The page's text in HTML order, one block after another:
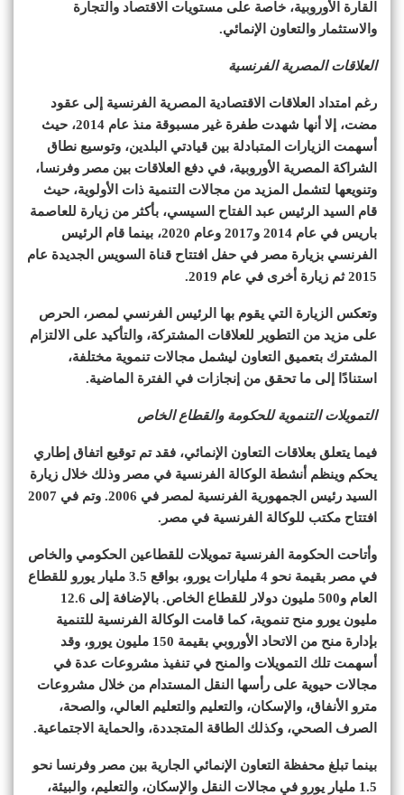
القارة الأوروبية، خاصة على مستويات الاقتصاد والتجارة
والاستثمار والتعاون الإنمائي.
العلاقات المصرية الفرنسية
رغم امتداد العلاقات الاقتصادية المصرية الفرنسية إلى عقود
مضت، إلا أنها شهدت طفرة غير مسبوقة منذ عام 2014، حيث
أسهمت الزيارات المتبادلة بين قيادتي البلدين، وتوسيع نطاق
الشراكة المصرية الأوروبية، في دفع العلاقات بين مصر وفرنسا،
وتنويعها لتشمل المزيد من مجالات التنمية ذات الأولوية، حيث
قام السيد الرئيس عبد الفتاح السيسي، بأكثر من زيارة للعاصمة
باريس في عام 2014 و2017 وعام 2020، بينما قام الرئيس
الفرنسي بزيارة مصر في حفل افتتاح قناة السويس الجديدة عام
2015 ثم زيارة أخرى في عام 2019.
وتعكس الزيارة التي يقوم بها الرئيس الفرنسي لمصر، الحرص
على مزيد من التطوير للعلاقات المشتركة، والتأكيد على الالتزام
المشترك بتعميق التعاون ليشمل مجالات تنموية مختلفة،
استنادًا إلى ما تحقق من إنجازات في الفترة الماضية.
التمويلات التنموية للحكومة والقطاع الخاص
فيما يتعلق بعلاقات التعاون الإنمائي، فقد تم توقيع اتفاق إطاري
يحكم وينظم أنشطة الوكالة الفرنسية في مصر وذلك خلال زيارة
السيد رئيس الجمهورية الفرنسية لمصر في 2006. وتم في 2007
افتتاح مكتب للوكالة الفرنسية في مصر.
وأتاحت الحكومة الفرنسية تمويلات للقطاعين الحكومي والخاص
في مصر بقيمة نحو 4 مليارات يورو، بواقع 3.5 مليار يورو للقطاع
العام و500 مليون دولار للقطاع الخاص. بالإضافة إلى 12.6
مليون يورو منح تنموية، كما قامت الوكالة الفرنسية للتنمية
بإدارة منح من الاتحاد الأوروبي بقيمة 150 مليون يورو، وقد
أسهمت تلك التمويلات والمنح في تنفيذ مشروعات عدة في
مجالات حيوية على رأسها النقل المستدام من خلال مشروعات
مترو الأنفاق، والإسكان، والتعليم والتعليم العالي، والصحة،
الصرف الصحي، وكذلك الطاقة المتجددة، والحماية الاجتماعية.
بينما تبلغ محفظة التعاون الإنمائي الجارية بين مصر وفرنسا نحو
1.5 مليار يورو في مجالات النقل والإسكان، والتعليم، والبيئة،